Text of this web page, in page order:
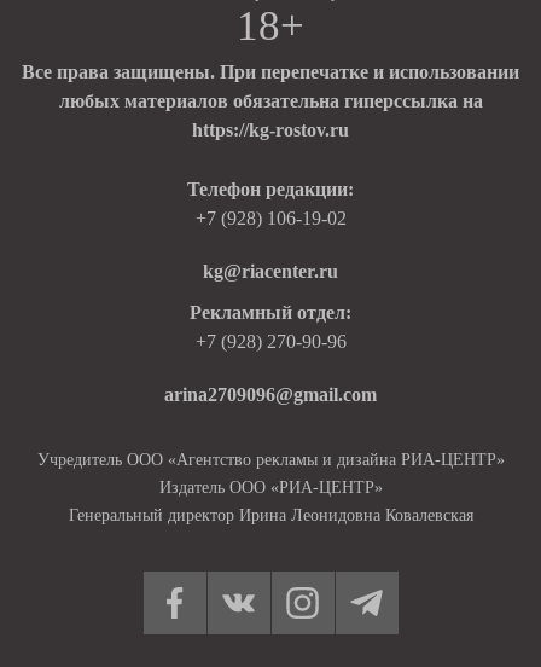
18+
Все права защищены. При перепечатке и использовании
любых материалов обязательна гиперссылка на
https://kg-rostov.ru
Телефон редакции:
+7 (928) 106-19-02
kg@riacenter.ru
Рекламный отдел:
+7 (928) 270-90-96
arina2709096@gmail.com
Учредитель ООО «Агентство рекламы и дизайна РИА-ЦЕНТР»
Издатель ООО «РИА-ЦЕНТР»
Генеральный директор Ирина Леонидовна Ковалевская